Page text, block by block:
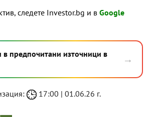
следете Investor.bg и в Google
предпочитани източници в
→
17:00 | 01.06.26 г.